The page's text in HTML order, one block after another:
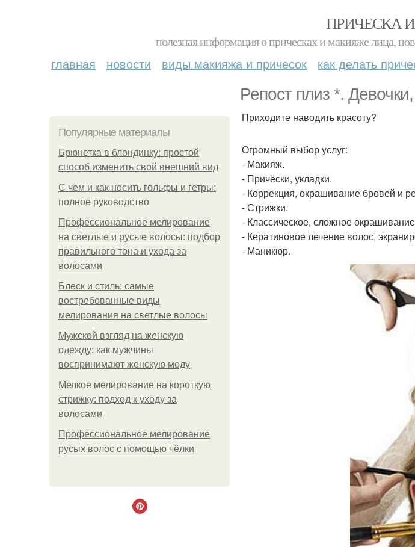
ПРИЧЕСКА
полезная информация о прическах и макияже лица,
главная новости виды макияжа и причесок как делать
Репост плиз *.
Популярные материалы
Брюнетка в блондинку: простой
способ изменить свой внешний вид
С чем и как носить гольфы и гетры:
полное руководство
Профессиональное мелирование
на светлые и русые волосы: подбор
правильного тона и ухода за
волосами
Блеск и стиль: самые
востребованные виды
мелирования на светлые волосы
Мужской взгляд на женскую
одежду: как мужчины
воспринимают женскую моду
Мелкое мелирование на короткую
стрижку: подход к уходу за
волосами
Профессиональное мелирование
русых волос с помощью чёлки
Приходите наводить красоту?
Огромный выбор услуг:
- Макияж.
- Причёски, укладки.
- Коррекция, окрашивание бровей и
- Стрижки.
- Классическое, сложное
- Кератиновое лечение волос,
- Маникюр.